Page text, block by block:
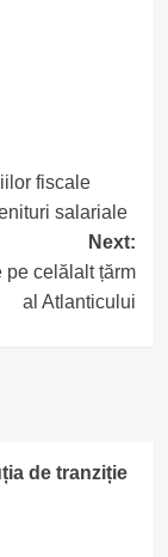
fiscale
salariale
Next:
pe celălalt țărm
al Atlanticului
de tranziție